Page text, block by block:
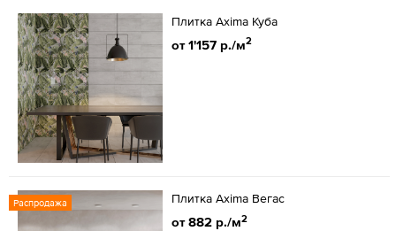
Плитка Axima Куба
от 1'157 р./м2
Распродажа Плитка Axima Вегас
от 882 р./м2